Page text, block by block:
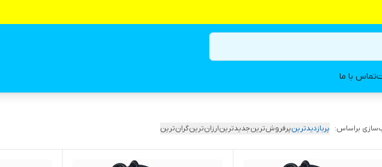
تماس با ما
براساس: پربازدیدترینپرفروش‌ترینجدیدترینارزان‌ترینگران‌ترین